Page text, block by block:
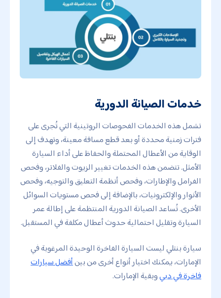
خدمات الصيانة الدورية
تشمل هذه الخدمات الفحوصات الروتينية التي تُجرى على
فترات زمنية محددة أو بعد قطع مسافة معينة، وتهدف إلى
الوقاية من الأعطال المحتملة والحفاظ على أداء السيارة
الأمثل. تتضمن هذه الخدمات تغيير الزيوت والفلاتر، وفحص
الفرامل والإطارات، وفحص أنظمة التعليق والتوجيه، وفحص
الأنوار والإلكترونيات، بالإضافة إلى فحص مستويات السوائل
الأخرى. تُساعد الصيانة الدورية المنتظمة على إطالة عمر
السيارة وتقليل احتمالية حدوث أعطال مكلفة في المستقبل.
سيارة بنتلي ليست السيارة الفاخرة الوحيدة المرغوبة في
الإمارات، يمكنك اختيار أنواع أخرى من بينأفضل سيارات
فاخرة في دبيوبقية الإمارات.